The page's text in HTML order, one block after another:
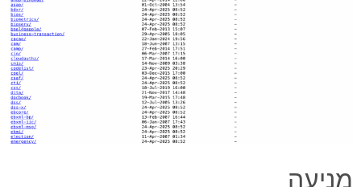
מניעה